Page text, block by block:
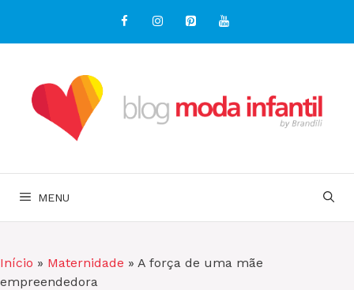
o
MENU
Início » Maternidade » A força de uma mãe
empreendedora